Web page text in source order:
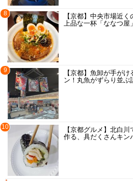
8
【京都】中央市場近
上品な一杯「ななつ屋」
9
【京都】魚卸が手が
ン！丸魚がずらり並ぶ
10
【京都グルメ】北白
作る、具だくさんキン